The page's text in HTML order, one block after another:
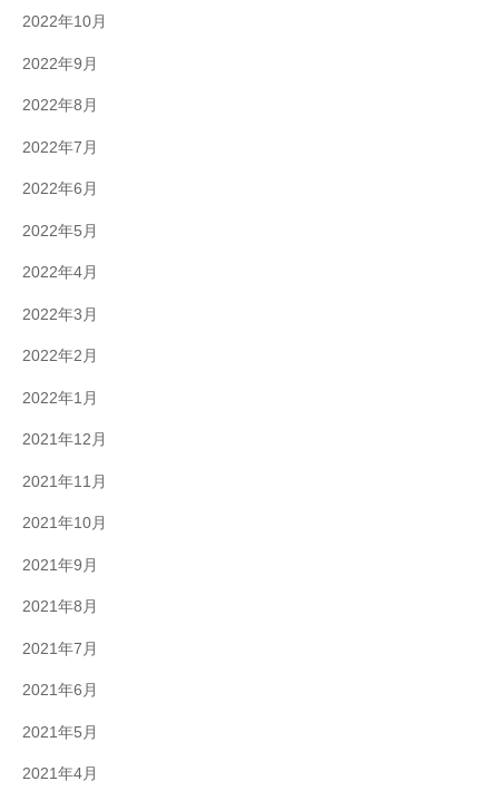
2022年10月
2022年9月
2022年8月
2022年7月
2022年6月
2022年5月
2022年4月
2022年3月
2022年2月
2022年1月
2021年12月
2021年11月
2021年10月
2021年9月
2021年8月
2021年7月
2021年6月
2021年5月
2021年4月